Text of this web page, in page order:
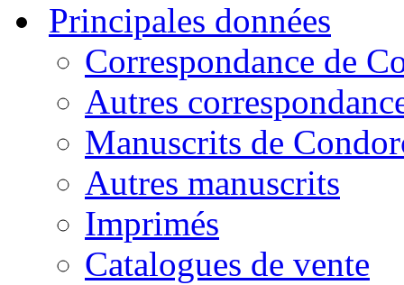
Principales données
Correspondance de
Autres
Manuscrits de
Autres manuscrits
Imprimés
Catalogues de vente